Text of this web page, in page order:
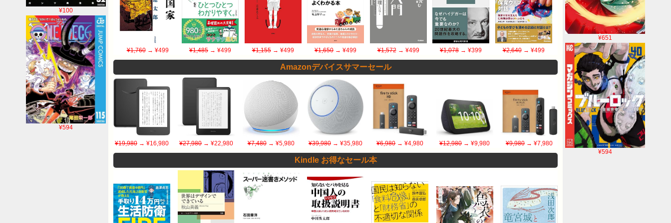
¥651
¥594
¥100
¥594
¥1,760→ ¥499 ¥1,485 → ¥499 ¥1,155→ ¥499 ¥1,650 → ¥499 ¥1,572→ ¥499 ¥1,078 → ¥399 ¥2,640→ ¥499
Amazonデバイスサマーセール
¥19,980 → ¥16,980 ¥27,980→ ¥22,980 ¥7,480→ ¥5,980 ¥39,980→ ¥35,980 ¥6,980→ ¥4,980 ¥12,980→ ¥9,980 ¥9,980→ ¥7,980
Kindle お得なセール本